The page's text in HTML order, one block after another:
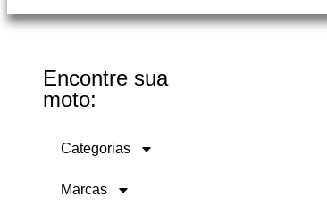
Encontre sua
moto:
Categorias
Marcas